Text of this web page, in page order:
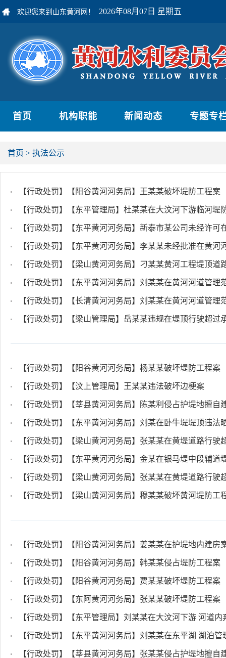
欢迎您来到山东黄河网！ 2026年08月07日 星期五
首页 机构职能 新闻动态 专题专
首页 > 执法公示
【行政处罚】【阳谷黄河河务局】王某某破坏堤防工程案
【行政处罚】【东平管理局】杜某某在大汶河下游临河堤
【行政处罚】【东平黄河河务局】新泰市某公司未经许可
【行政处罚】【东平黄河河务局】李某某未经批准在黄河
【行政处罚】【梁山黄河河务局】刁某某黄河工程堤顶道
【行政处罚】【东平黄河河务局】刘某某在黄河河道管理
【行政处罚】【长清黄河河务局】刘某某在黄河河道管理
【行政处罚】【梁山管理局】岳某某违规在堤顶行驶超过
【行政处罚】【阳谷黄河河务局】杨某某破坏堤防工程案
【行政处罚】【汶上管理局】王某某违法破坏边梗案
【行政处罚】【莘县黄河河务局】陈某利侵占护堤地擅自
【行政处罚】【东平黄河河务局】刘某在卧牛堤堤顶违法
【行政处罚】【梁山黄河河务局】张某某在黄堤道路行驶
【行政处罚】【东平黄河河务局】金某在银马堤中段辅道
【行政处罚】【梁山黄河河务局】张某某在黄堤道路行驶
【行政处罚】【梁山黄河河务局】穆某某破坏黄河堤防工
【行政处罚】【阳谷黄河河务局】姜某某在护堤地内建房
【行政处罚】【阳谷黄河河务局】韩某某侵占堤防工程案
【行政处罚】【阳谷黄河河务局】贾某某破坏堤防工程案
【行政处罚】【东阿黄河河务局】张某某破坏堤防工程案
【行政处罚】【东平管理局】刘某某在大汶河下游 河道内
【行政处罚】【东平黄河河务局】刘某某在东平湖 湖泊
【行政处罚】【莘县黄河河务局】张某某侵占护堤地擅自